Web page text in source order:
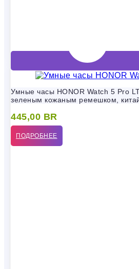
Умные часы HONOR Watch 5 Pro
зеленым кожаным ремешком,
445,00 BR
ПОДРОБНЕЕ